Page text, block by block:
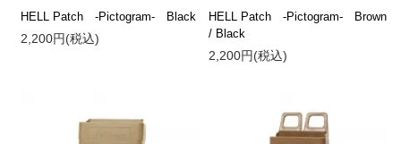
HELL Patch -Pictogram- Black
2,200円(税込)
HELL Patch -Pictogram- Brown
/ Black
2,200円(税込)